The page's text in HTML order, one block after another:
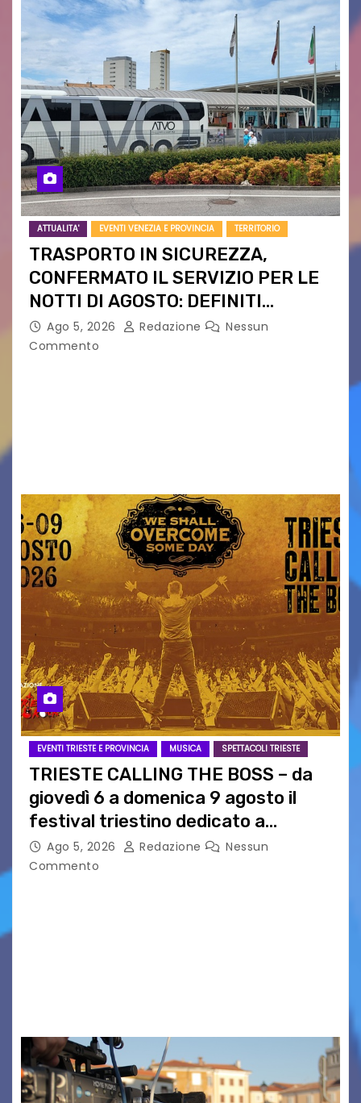
ATTUALITA' EVENTI VENEZIA E PROVINCIA TERRITORIO
TRASPORTO IN SICUREZZA,
CONFERMATO IL SERVIZIO PER LE
NOTTI DI AGOSTO: DEFINITI
PERCORSI, FERMATE E ORARIO
Ago 5, 2026 Redazione
Nessun
Commento
EVENTI TRIESTE E PROVINCIA MUSICA SPETTACOLI TRIESTE
TRIESTE CALLING THE BOSS – da
giovedì 6 a domenica 9 agosto il
festival triestino dedicato a
Springsteen
Ago 5, 2026 Redazione
Nessun
Commento